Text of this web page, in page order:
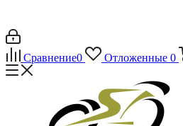
Сравнение0 Отложенные 0